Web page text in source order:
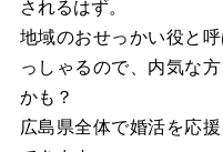
されるはず。
地域のおせっかい役と
っしゃるので、内気な
かも？
広島県全体で婚活を応